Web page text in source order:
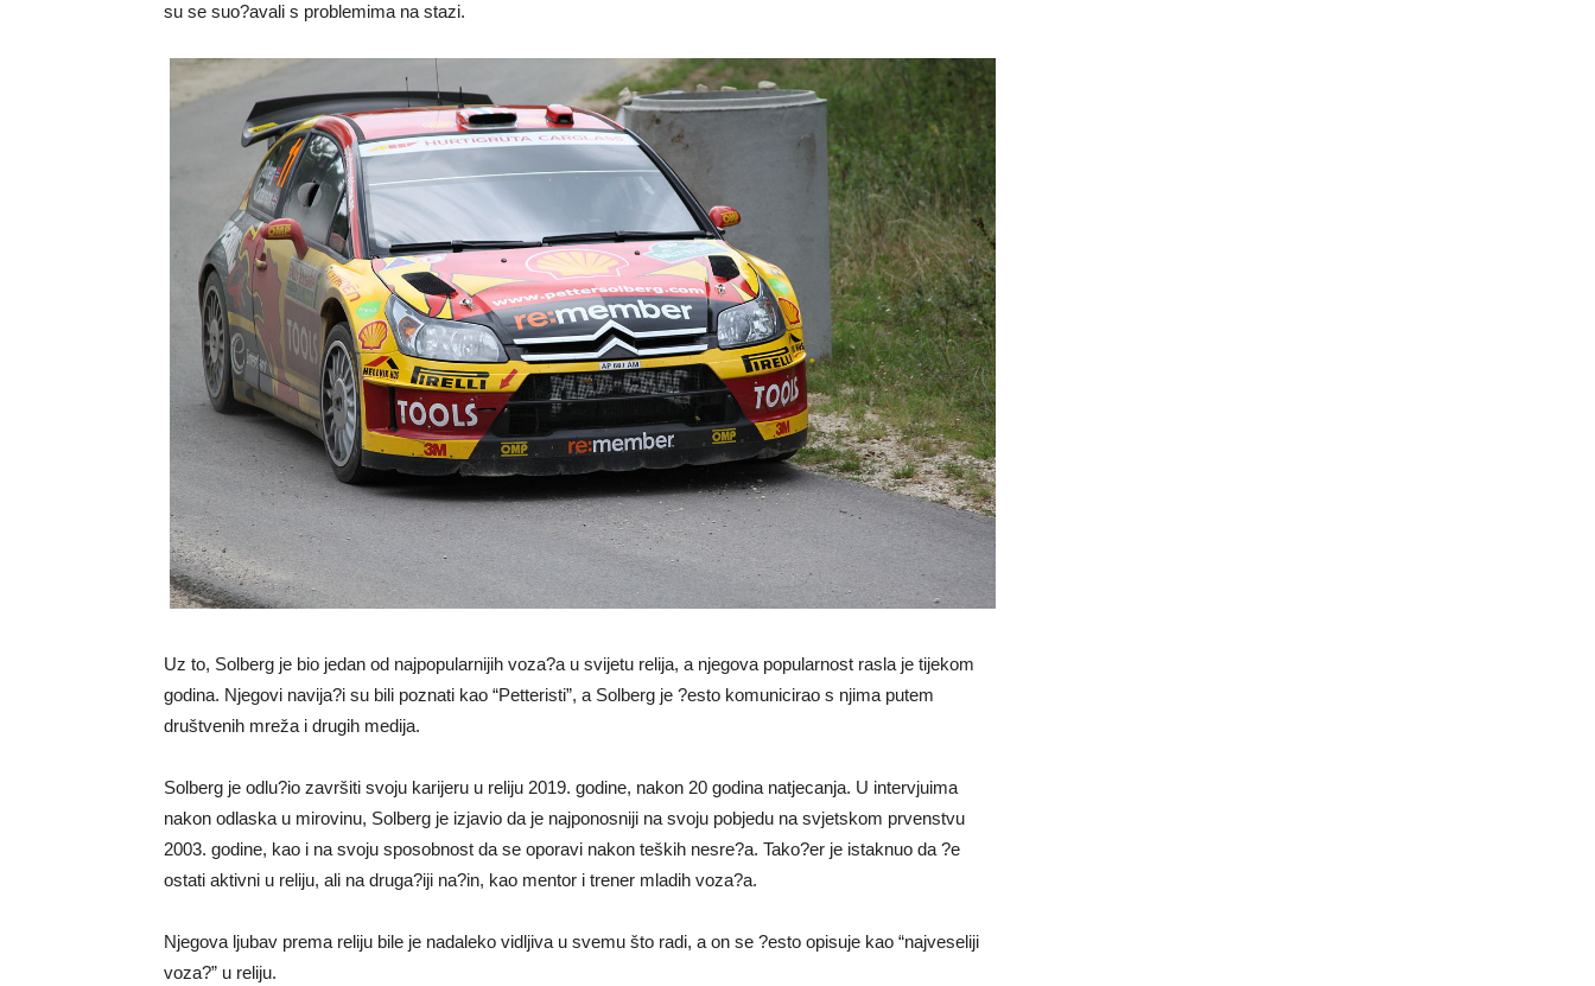
su se suo?avali s problemima na stazi.
Uz to, Solberg je bio jedan od najpopularnijih voza?a u svijetu relija, a njegova popularnost rasla je tijekom
godina. Njegovi navija?i su bili poznati kao “Petteristi”, a Solberg je ?esto komunicirao s njima putem
društvenih mreža i drugih medija.
Solberg je odlu?io završiti svoju karijeru u reliju 2019. godine, nakon 20 godina natjecanja. U intervjuima
nakon odlaska u mirovinu, Solberg je izjavio da je najponosniji na svoju pobjedu na svjetskom prvenstvu
2003. godine, kao i na svoju sposobnost da se oporavi nakon teških nesre?a. Tako?er je istaknuo da ?e
ostati aktivni u reliju, ali na druga?iji na?in, kao mentor i trener mladih voza?a.
Njegova ljubav prema reliju bile je nadaleko vidljiva u svemu što radi, a on se ?esto opisuje kao “najveseliji
voza?” u reliju.